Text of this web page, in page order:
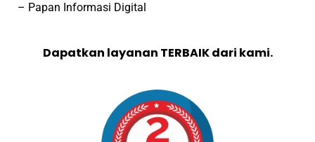
– Papan Informasi Digital
Dapatkan layanan TERBAIK dari kami.